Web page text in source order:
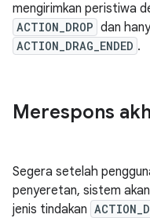
mengirimkan peristiwa
ACTION_DROP dan
ACTION_DRAG_ENDED .
Merespons
Segera setelah
penyeretan, sistem
jenis tindakan